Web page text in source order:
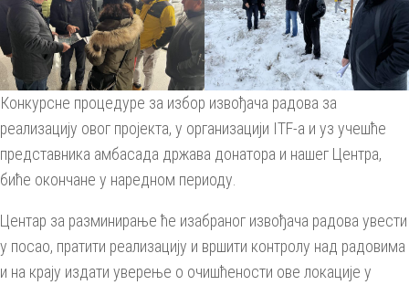
Конкурсне процедуре за избор извођача радова за
реализацију овог пројекта, у организацији ITF-a и уз учешће
представника амбасада држава донатора и нашег Центра,
биће окончане у наредном периоду.
Центар за разминирање ће изабраног извођача радова увести
у посао, пратити реализацију и вршити контролу над радовима
и на крају издати уверење о очишћености ове локације у